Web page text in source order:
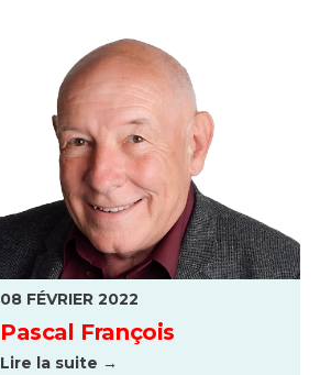
08 FÉVRIER 2022
Pascal François
Lire la suite →